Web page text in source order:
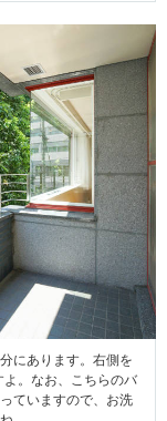
にあります。右側を
。なお、こちらのバ
ていますので、お洗